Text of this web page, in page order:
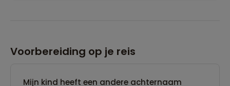
Voorbereiding op je reis
Mijn kind heeft een andere achternaam